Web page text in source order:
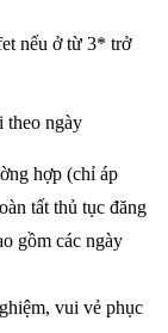
nếu ở từ 3* trở
theo ngày
hợp (chỉ áp
tất thủ tục đăng
gồm các ngày
vui vẻ phục